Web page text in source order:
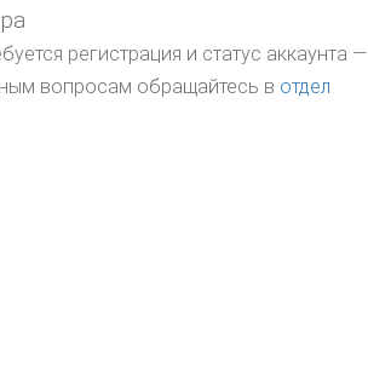
регистрация и статус аккаунта —
вопросам обращайтесь в отдел